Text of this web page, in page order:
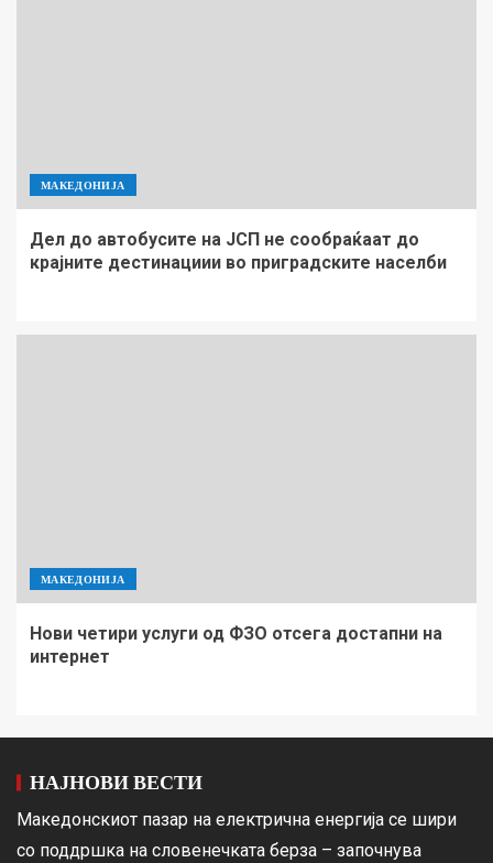
МАКЕДОНИЈА
Дел до автобусите на ЈСП не сообраќаат до
крајните дестинациии во приградските населби
МАКЕДОНИЈА
Нови четири услуги од ФЗО отсега достапни на
интернет
НАЈНОВИ ВЕСТИ
Македонскиот пазар на електрична енергија се шири
со поддршка на словенечката берза – започнува